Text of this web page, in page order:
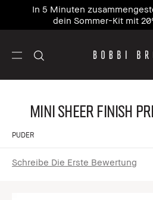
In 5 Minuten
dein Sommer-Kit mit
Mini Sheer Finish
PUDER
Schreibe Die Erste Bewertung